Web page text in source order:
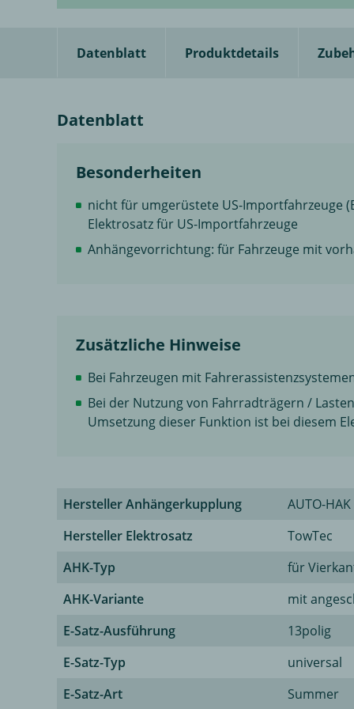
Datenblatt Produktdetails
Datenblatt
Besonderheiten
nicht für umgerüstete US-Importfahrzeuge
Elektrosatz für US-Importfahrzeuge
Anhängevorrichtung: für Fahrzeuge mit
Zusätzliche Hinweise
Bei Fahrzeugen mit
Bei der Nutzung von Fahrradträgern /
Umsetzung dieser Funktion ist bei diesem
Hersteller Anhängerkupplung
AUTO-HAK
Hersteller Elektrosatz
TowTec
AHK-Typ
für
AHK-Variante
mit
E-Satz-Ausführung
13polig
E-Satz-Typ
universal
E-Satz-Art
Summer